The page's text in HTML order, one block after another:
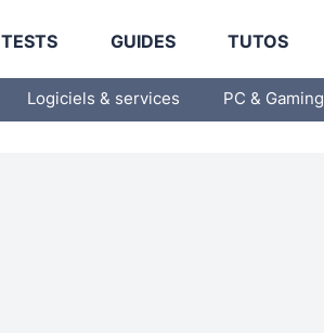
TESTS GUIDES TUTOS
Logiciels & services PC & Gaming